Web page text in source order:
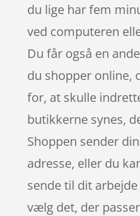
du lige har fem
ved computeren
Du får også en
du shopper online,
for, at skulle
butikkerne synes,
Shoppen sender
adresse, eller du
sende til dit
vælg det, der